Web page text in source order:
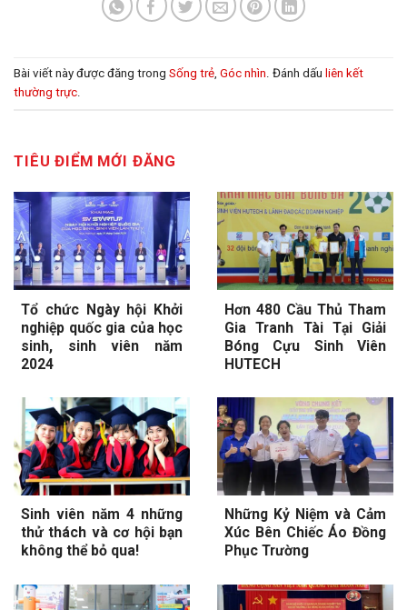
Bài viết này được đăng trong Sống trẻ, Góc nhìn. Đánh dấu liên kết
thường trực.
TIÊU ĐIỂM MỚI ĐĂNG
Tổ chức Ngày hội Khởi
nghiệp quốc gia của học
sinh, sinh viên năm
2024
Hơn 480 Cầu Thủ Tham
Gia Tranh Tài Tại Giải
Bóng Cựu Sinh Viên
HUTECH
Sinh viên năm 4 những
thử thách và cơ hội bạn
không thể bỏ qua!
Những Kỷ Niệm và Cảm
Xúc Bên Chiếc Áo Đồng
Phục Trường